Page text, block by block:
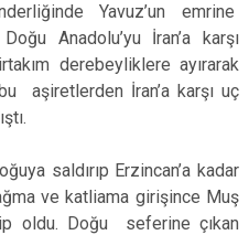
Yavuz’un emrine
Anadolu’yu İran’a karşı
derebeyliklere ayırarak
aşiretlerden İran’a karşı uç
saldırıp Erzincan’a kadar
ve katliama girişince Muş
oldu. Doğu seferine çıkan